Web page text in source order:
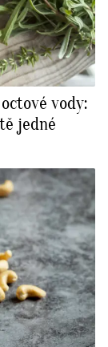
vody:
jedné